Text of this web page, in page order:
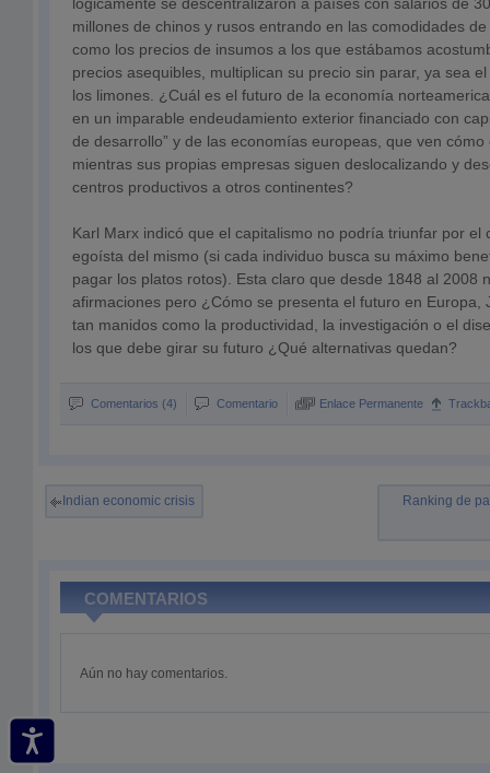
millones de chinos y rusos entrando en las comodidades
como los precios de insumos a los que estábamos
precios asequibles, multiplican su precio sin parar, ya sea
los limones. ¿Cuál es el futuro de la economía
en un imparable endeudamiento exterior financiado con
de desarrollo” y de las economías europeas, que ven
mientras sus propias empresas siguen deslocalizando y
centros productivos a otros continentes?
Karl Marx indicó que el capitalismo no podría triunfar por el
egoísta del mismo (si cada individuo busca su máximo
pagar los platos rotos). Esta claro que desde 1848 al 2008
afirmaciones pero ¿Cómo se presenta el futuro en Europa,
tan manidos como la productividad, la investigación o el
los que debe girar su futuro ¿Qué alternativas quedan?
Comentarios (4) Comentario Enlace Permanente
Indian economic crisis Ranking de
COMENTARIOS
Aún no hay comentarios.